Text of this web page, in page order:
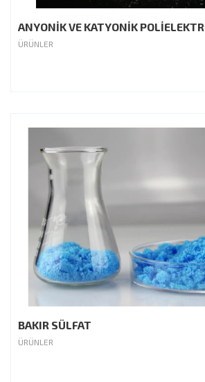
ANYONİK VE KATYONİK
ÜRÜNLER
BAKIR SÜLFAT
ÜRÜNLER